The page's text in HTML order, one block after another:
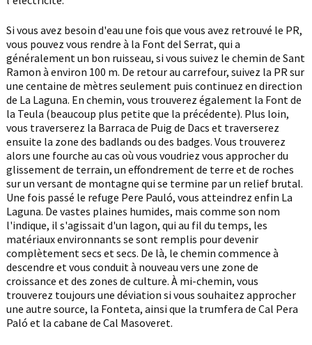
Si vous avez besoin d'eau une fois que vous avez retrouvé le PR,
vous pouvez vous rendre à la Font del Serrat, qui a
généralement un bon ruisseau, si vous suivez le chemin de Sant
Ramon à environ 100 m. De retour au carrefour, suivez la PR sur
une centaine de mètres seulement puis continuez en direction
de La Laguna. En chemin, vous trouverez également la Font de
la Teula (beaucoup plus petite que la précédente). Plus loin,
vous traverserez la Barraca de Puig de Dacs et traverserez
ensuite la zone des badlands ou des badges. Vous trouverez
alors une fourche au cas où vous voudriez vous approcher du
glissement de terrain, un effondrement de terre et de roches
sur un versant de montagne qui se termine par un relief brutal.
Une fois passé le refuge Pere Pauló, vous atteindrez enfin La
Laguna. De vastes plaines humides, mais comme son nom
l'indique, il s'agissait d'un lagon, qui au fil du temps, les
matériaux environnants se sont remplis pour devenir
complètement secs et secs. De là, le chemin commence à
descendre et vous conduit à nouveau vers une zone de
croissance et des zones de culture. À mi-chemin, vous
trouverez toujours une déviation si vous souhaitez approcher
une autre source, la Fonteta, ainsi que la trumfera de Cal Pera
Paló et la cabane de Cal Masoveret.